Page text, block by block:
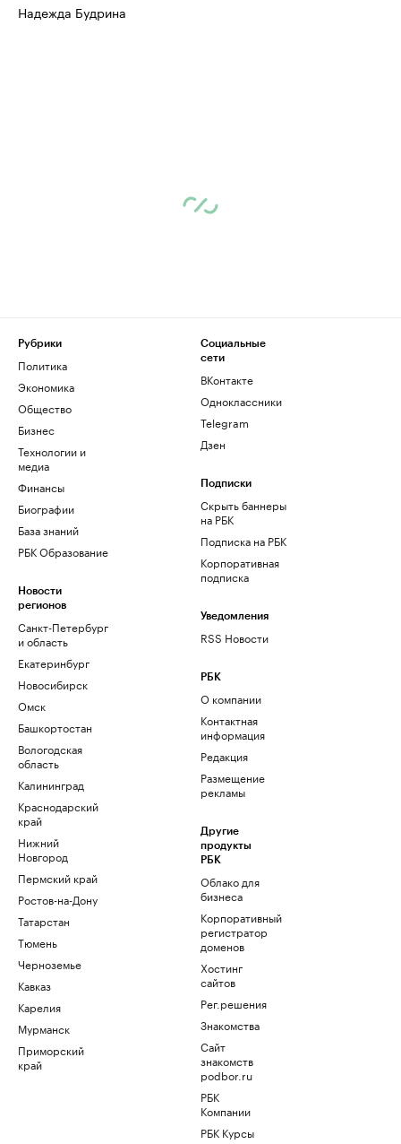
Надежда Будрина
Рубрики
Политика
Экономика
Общество
Бизнес
Технологии и
медиа
Финансы
Биографии
База знаний
РБК Образование
Новости
регионов
Санкт-Петербург
и область
Екатеринбург
Новосибирск
Омск
Башкортостан
Вологодская
область
Калининград
Краснодарский
край
Нижний
Новгород
Пермский край
Ростов-на-Дону
Татарстан
Тюмень
Черноземье
Кавказ
Карелия
Мурманск
Приморский
край
Социальные
сети
ВКонтакте
Одноклассники
Telegram
Дзен
Подписки
Скрыть баннеры
на РБК
Подписка на РБК
Корпоративная
подписка
Уведомления
RSS Новости
РБК
О компании
Контактная
информация
Редакция
Размещение
рекламы
Другие
продукты
РБК
Облако для
бизнеса
Корпоративный
регистратор
доменов
Хостинг
сайтов
Рег.решения
Знакомства
Сайт
знакомств
podbor.ru
РБК
Компании
РБК Курсы